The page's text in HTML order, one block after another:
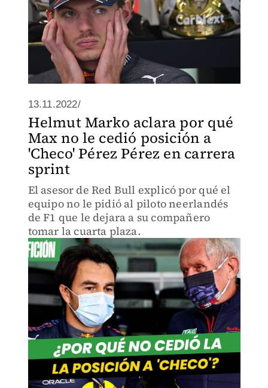
13.11.2022/
Helmut Marko aclara por qué
Max no le cedió posición a
'Checo' Pérez Pérez en carrera
sprint
El asesor de Red Bull explicó por qué el
equipo no le pidió al piloto neerlandés
de F1 que le dejara a su compañero
tomar la cuarta plaza.